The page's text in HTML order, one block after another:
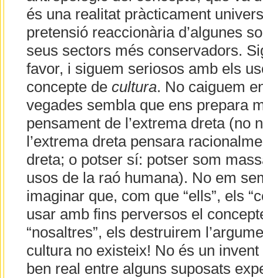
és una realitat pràcticament
pretensió reaccionària d’algunes
seus sectors més conservadors.
favor, i siguem seriosos amb els
concepte de cultura. No caiguem
vegades sembla que ens prepara
pensament de l’extrema dreta (no
l’extrema dreta pensara
dreta; o potser sí: potser som
usos de la raó humana). No em
imaginar que, com que “ells”, els
usar amb fins perversos el
“nosaltres”, els destruirem
cultura no existeix! No és un
ben real entre alguns suposats